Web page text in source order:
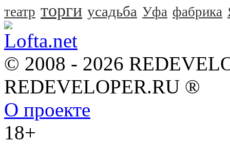
театр торги усадьба Уфа фабрика
© 2008 - 2026
REDEVELOPER.RU ®
О проекте
18+